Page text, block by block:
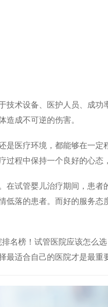
技术设备、医护人员、成功
体造成不可逆的伤害。
是医疗环境，都能够在一
过程中保持一个良好的心
在试管婴儿治疗期间，患
低落的患者。而好的服务
名榜！试管医院应该怎么
适合自己的医院才是最重